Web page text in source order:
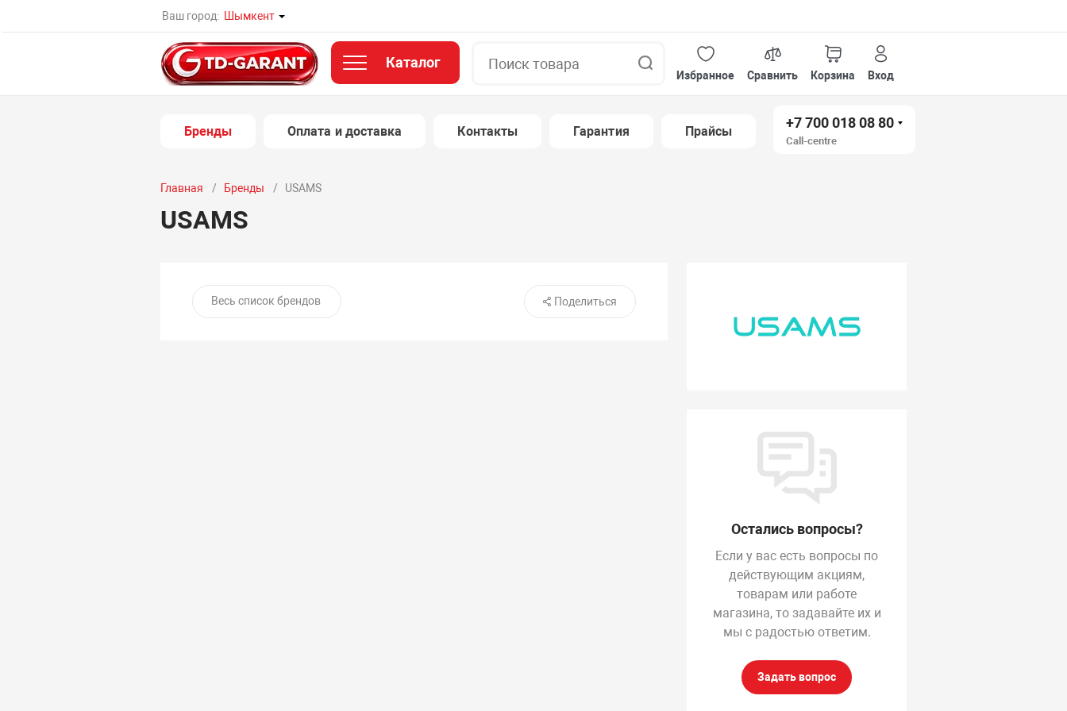
Ваш город: Шымкент
Каталог
Избранное
Сравнить Корзина Вход
Бренды Оплата и доставка Контакты Гарантия Прайсы
+7 700 018 08 80
Call-centre
Главная Бренды USAMS
USAMS
Весь список брендов Поделиться
Остались вопросы?
Если у вас есть вопросы по
действующим акциям,
товарам или работе
магазина, то задавайте их и
мы с радостью ответим.
Задать вопрос